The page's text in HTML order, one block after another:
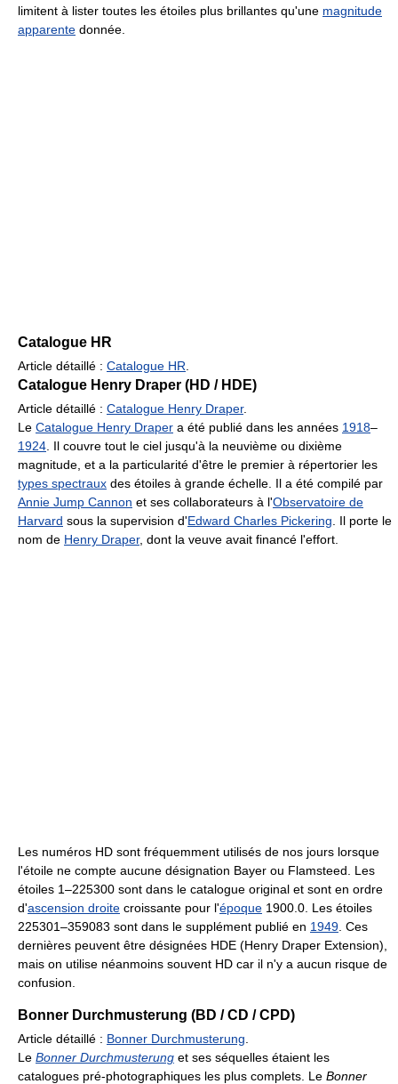
limitent à lister toutes les étoiles plus brillantes qu'une magnitude
apparente donnée.
Catalogue HR
Article détaillé : Catalogue HR
Catalogue Henry Draper (HD / HDE)
Article détaillé : Catalogue Henry Draper.
Le Catalogue Henry Draper a été publié dans les années 1918–
1924 . Il couvre tout le ciel jusqu'à la neuvième ou dixième
magnitude, et a la particularité d'être le premier à répertorier les
types spectraux des étoiles à grande échelle. Il a été compilé par
Annie Jump Cannon et ses collaborateurs à l'Observatoire de
Harvard sous la supervision d'Edward Charles Pickering . Il porte le
nom de Henry Draper, dont la veuve avait financé l'effort.
Les numéros HD sont fréquemment utilisés de nos jours lorsque
l'étoile ne compte aucune désignation Bayer ou Flamsteed. Les
étoiles 1–225300 sont dans le catalogue original et sont en ordre
d'ascension droite croissante pour l'époque 1900.0. Les étoiles
225301–359083 sont dans le supplément publié en 1949 . Ces
dernières peuvent être désignées HDE (Henry Draper Extension),
mais on utilise néanmoins souvent HD car il n'y a aucun risque de
confusion.
Bonner Durchmusterung (BD / CD / CPD)
Article détaillé : Bonner Durchmusterung
Le Bonner Durchmusterung et ses séquelles étaient les
catalogues pré-photographiques les plus complets. Le Bonner